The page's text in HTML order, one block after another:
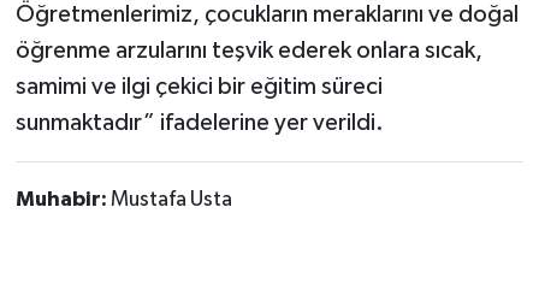
Öğretmenlerimiz, çocukların meraklarını ve doğal
öğrenme arzularını teşvik ederek onlara sıcak,
samimi ve ilgi çekici bir eğitim süreci
sunmaktadır” ifadelerine yer verildi.
Muhabir: Mustafa Usta